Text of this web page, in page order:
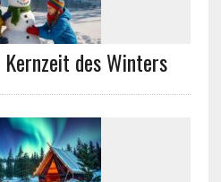
des Winters